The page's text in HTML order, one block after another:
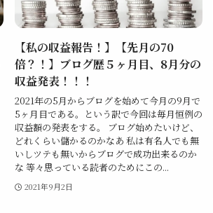
【私の収益報告！】【先月の70
倍？！】ブログ歴５ヶ月目、8月分の
収益発表！！！
2021年の5月からブログを始めて今月の9月で
5ヶ月目である。という訳で今回は毎月恒例の
収益額の発表をする。 ブログ始めたいけど、
どれくらい儲かるのかなあ 私は有名人でも無
いしツテも無いからブログで成功出来るのか
な 等々思っている読者のためにこの...
2021年9月2日